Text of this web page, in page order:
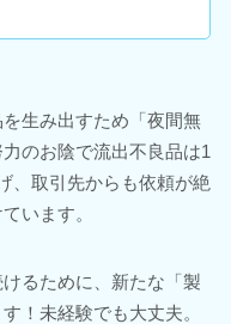
生み出すため「夜間無
のお陰で流出不良品は1
、取引先からも依頼が絶
います。
るために、新たな「製
！未経験でも大丈夫。